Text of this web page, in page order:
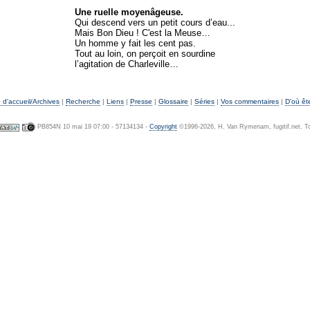
Une ruelle moyenâgeuse.
Qui descend vers un petit cours d’eau...
Mais Bon Dieu ! C'est la Meuse…
Un homme y fait les cent pas.
Tout au loin, on perçoit en sourdine
l’agitation de Charleville…
d'accueil/Archives | Recherche | Liens | Presse | Glossaire | Séries | Vos commentaires | D'où
PB854N 10 mai 19 07:00 - 57134134 - Copyright©1996-2026, H. Van Rymenam, fugitif.net.